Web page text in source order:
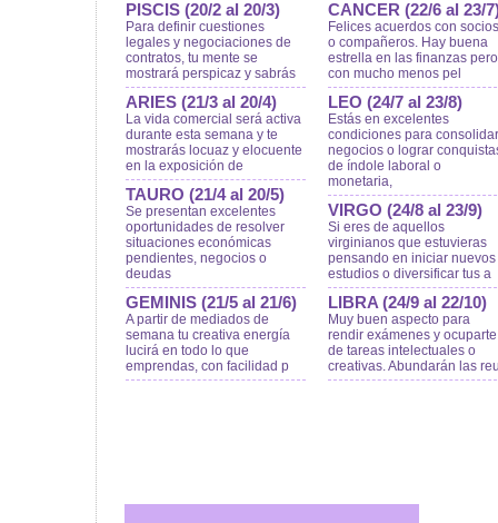
PISCIS (20/2 al 20/3)
Para definir cuestiones
legales y negociaciones de
contratos, tu mente se
mostrará perspicaz y sabrás
ARIES (21/3 al 20/4)
La vida comercial será activa
durante esta semana y te
mostrarás locuaz y elocuente
en la exposición de
TAURO (21/4 al 20/5)
Se presentan excelentes
oportunidades de resolver
situaciones económicas
pendientes, negocios o
deudas
GEMINIS (21/5 al 21/6)
A partir de mediados de
semana tu creativa energía
lucirá en todo lo que
emprendas, con facilidad p
CANCER (22/6 al 23/
Felices acuerdos con socios
o compañeros. Hay buena
estrella en las finanzas pero
con mucho menos pel
LEO (24/7 al 23/8)
Estás en excelentes
condiciones para consolidar
negocios o lograr
de índole laboral o
monetaria,
VIRGO (24/8 al 23/9)
Si eres de aquellos
virginianos que estuvieras
pensando en iniciar nuevos
estudios o diversificar tus a
LIBRA (24/9 al 22/10)
Muy buen aspecto para
rendir exámenes y ocuparte
de tareas intelectuales o
creativas. Abundarán las